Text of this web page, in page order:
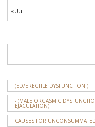
« Jul
(ED/ERECTILE DYSFUNCTION )
- (MALE ORGASMIC
EJACULATION)
CAUSES FOR